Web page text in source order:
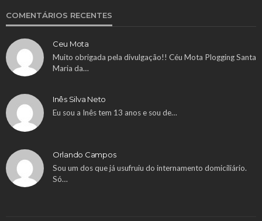
COMENTÁRIOS RECENTES
Ceu Mota
Muito obrigada pela divulgação!! Céu Mota Plogging Santa
Maria da…
Inês Silva Neto
Eu sou a Inês tem 13 anos e sou de…
Orlando Campos
Sou um dos que já usufruiu do internamento domiciliário.
Só…